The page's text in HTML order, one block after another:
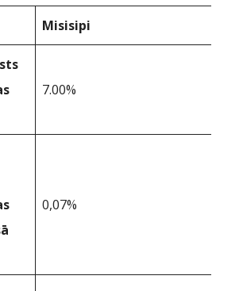
Misisipi
7.00%
0,07%